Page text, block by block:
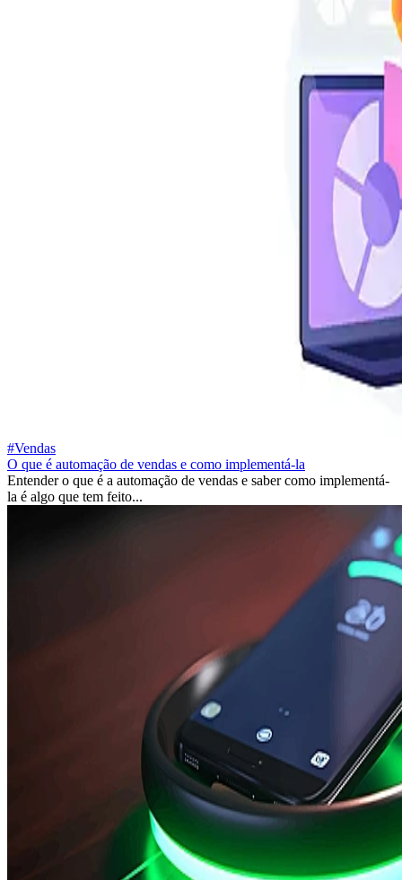
#Vendas
O que é automação de vendas e como implementá-la
Entender o que é a automação de vendas e saber como implementá-
la é algo que tem feito...